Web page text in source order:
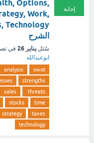
إجابة
Options,
Work,
الشرح
سُئل يناير 26 في
ابوعبدالله
swot
analysis
strengths
threats
sales
time
stocks
taxes
strategy
technology